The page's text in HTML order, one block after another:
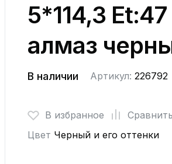
5*114,3
алмаз
В наличии Артикул: 226792
В избранное Сравнить
Цвет Черный и его оттенки